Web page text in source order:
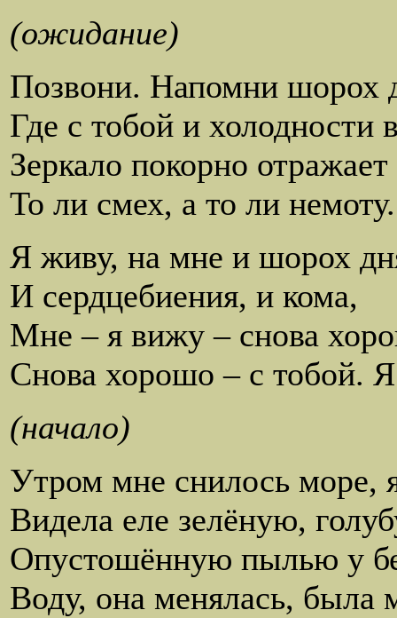
(ожидание)
Позвони. Напомни шорох
Где с тобой и холодности
Зеркало покорно отражает
То ли смех, а то ли немоту.
Я живу, на мне и шорох
И сердцебиения, и кома,
Мне – я вижу – снова
Снова хорошо – с тобой.
(начало)
Утром мне снилось море,
Видела еле зелёную,
Опустошённую пылью у
Воду, она менялась, была